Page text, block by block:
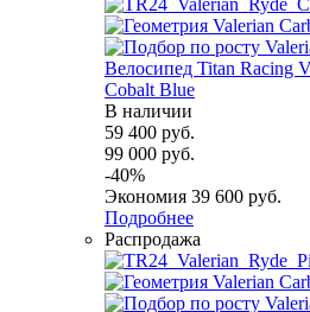
Велосипед Titan Racing
Cobalt Blue
В наличии
59 400 руб.
99 000 руб.
-40%
Экономия 39 600 руб.
Подробнее
Распродажа